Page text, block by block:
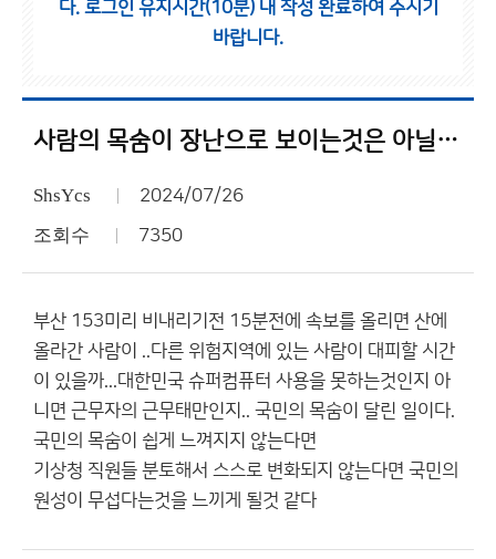
다. 로그인 유지시간(10분) 내 작성 완료하여 주시기
바랍니다.
사람의 목숨이 장난으로 보이는것은 아닐텐데
ShsYcs 2024/07/26
조회수 7350
부산 153미리 비내리기전 15분전에 속보를 올리면 산에
올라간 사람이 ..다른 위험지역에 있는 사람이 대피할 시간
이 있을까...대한민국 슈퍼컴퓨터 사용을 못하는것인지 아
니면 근무자의 근무태만인지.. 국민의 목숨이 달린 일이다.
국민의 목숨이 쉽게 느껴지지 않는다면
기상청 직원들 분토해서 스스로 변화되지 않는다면 국민의
원성이 무섭다는것을 느끼게 될것 같다